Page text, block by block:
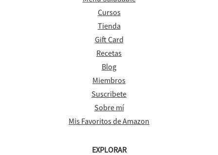
Cursos
Tienda
Gift Card
Recetas
Blog
Miembros
Suscribete
Sobre mí
Mis Favoritos de Amazon
EXPLORAR